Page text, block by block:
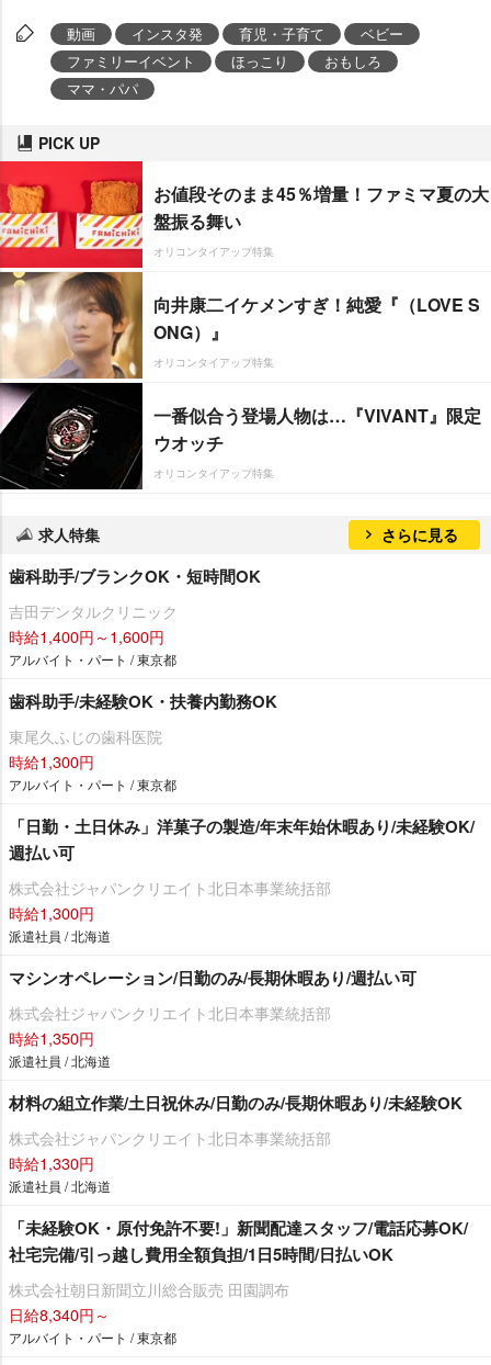
動画 インスタ発 育児・子育て
ベビー
ファミリーイベント
ほっこり
おもしろ
ママ・パパ
PICK UP
お値段そのまま45％増量！ファミマ夏の大
盤振る舞い
オリコンタイアップ特集
向井康二イケメンすぎ！純愛『（LOVE S
ONG）』
オリコンタイアップ特集
一番似合う登場人物は…『VIVANT』限定
ウオッチ
オリコンタイアップ特集
求人特集 さらに見る
歯科助手/ブランクOK・短時間OK
吉田デンタルクリニック
時給1,400円～1,600円
アルバイト・パート / 東京都
歯科助手/未経験OK・扶養内勤務OK
東尾久ふじの歯科医院
時給1,300円
アルバイト・パート / 東京都
「日勤・土日休み」洋菓子の製造/年末年始休暇あり/未経験OK/
週払い可
株式会社ジャパンクリエイト北日本事業統括部
時給1,300円
派遣社員 / 北海道
マシンオペレーション/日勤のみ/長期休暇あり/週払い可
株式会社ジャパンクリエイト北日本事業統括部
時給1,350円
派遣社員 / 北海道
材料の組立作業/土日祝休み/日勤のみ/長期休暇あり/未経験OK
株式会社ジャパンクリエイト北日本事業統括部
時給1,330円
派遣社員 / 北海道
「未経験OK・原付免許不要!」新聞配達スタッフ/電話応募OK/
社宅完備/引っ越し費用全額負担/1日5時間/日払いOK
株式会社朝日新聞立川総合販売 田園調布
日給8,340円～
アルバイト・パート / 東京都